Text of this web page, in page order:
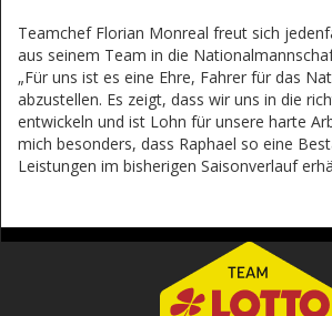
Teamchef Florian Monreal freut sich
aus seinem Team in die
„Für uns ist es eine Ehre, Fahrer für das
abzustellen. Es zeigt, dass wir uns in die
entwickeln und ist Lohn für unsere harte
mich besonders, dass Raphael so eine
Leistungen im bisherigen Saisonverlauf